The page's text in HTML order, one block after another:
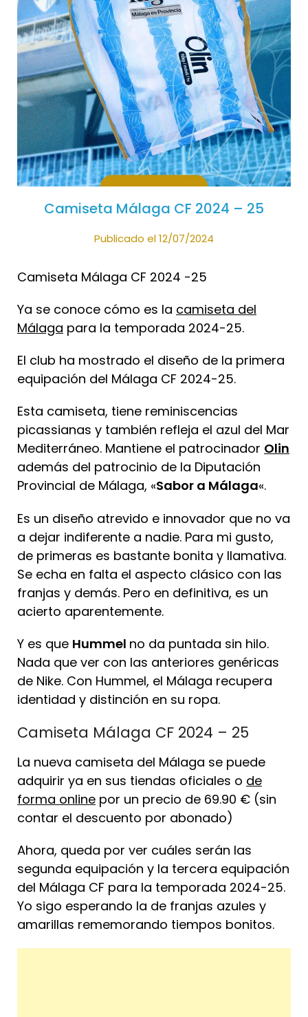
Camiseta Málaga CF 2024 – 25
Publicado el 12/07/2024
Camiseta Málaga CF 2024 -25
Ya se conoce cómo es la camiseta del
Málaga para la temporada 2024-25.
El club ha mostrado el diseño de la primera
equipación del Málaga CF 2024-25.
Esta camiseta, tiene reminiscencias
picassianas y también refleja el azul del Mar
Mediterráneo. Mantiene el patrocinador Olin
además del patrocinio de la Diputación
Provincial de Málaga, «Sabor a Málaga«.
Es un diseño atrevido e innovador que no va
a dejar indiferente a nadie. Para mi gusto,
de primeras es bastante bonita y llamativa.
Se echa en falta el aspecto clásico con las
franjas y demás. Pero en definitiva, es un
acierto aparentemente.
Y es que Hummel no da puntada sin hilo.
Nada que ver con las anteriores genéricas
de Nike. Con Hummel, el Málaga recupera
identidad y distinción en su ropa.
Camiseta Málaga CF 2024 – 25
La nueva camiseta del Málaga se puede
adquirir ya en sus tiendas oficiales o de
forma online por un precio de 69.90 € (sin
contar el descuento por abonado)
Ahora, queda por ver cuáles serán las
segunda equipación y la tercera equipación
del Málaga CF para la temporada 2024-25.
Yo sigo esperando la de franjas azules y
amarillas rememorando tiempos bonitos.